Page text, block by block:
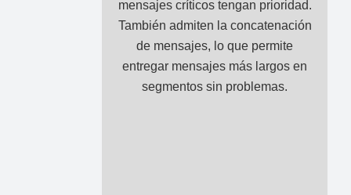
mensajes críticos tengan prioridad.
También admiten la concatenación
de mensajes, lo que permite
entregar mensajes más largos en
segmentos sin problemas.